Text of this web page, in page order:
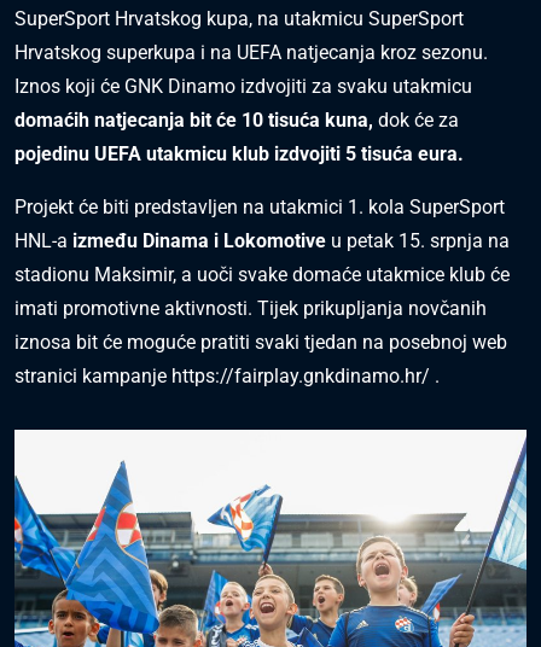
SuperSport Hrvatskog kupa, na utakmicu SuperSport
Hrvatskog superkupa i na UEFA natjecanja kroz sezonu.
Iznos koji će GNK Dinamo izdvojiti za svaku utakmicu
domaćih natjecanja bit će 10 tisuća kuna, dok će za
pojedinu UEFA utakmicu klub izdvojiti 5 tisuća eura.
Projekt će biti predstavljen na utakmici 1. kola SuperSport
HNL-a između Dinama i Lokomotive u petak 15. srpnja na
stadionu Maksimir, a uoči svake domaće utakmice klub će
imati promotivne aktivnosti. Tijek prikupljanja novčanih
iznosa bit će moguće pratiti svaki tjedan na posebnoj web
stranici kampanje https://fairplay.gnkdinamo.hr/ .